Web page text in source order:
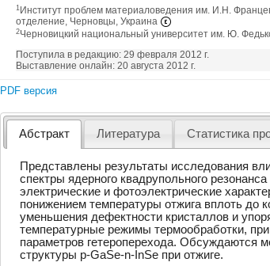
1 Институт проблем материаловедения им. И.Н.
отделение, Черновцы, Украина
2Черновицкий национальный университет им. Ю.
Поступила в редакцию: 29 февраля 2012 г.
Выставление онлайн: 20 августа 2012 г.
PDF версия
Абстракт Литература Статистика
Представлены результаты исследования
спектры ядерного квадрупольного
электрические и фотоэлектрические
понижением температуры отжига вплоть до
уменьшения дефектности кристаллов и
температурные режимы термообработки,
параметров гетероперехода. Обсуждаются
структуры p-GaSe-n-InSe при отжиге.